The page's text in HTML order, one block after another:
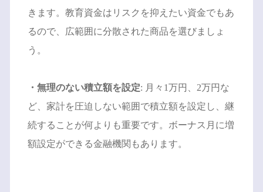
きます。教育資金はリスクを抑えたい資金でもあ
るので、広範囲に分散された商品を選びましょ
う。
・無理のない積立額を設定: 月々1万円、2万円な
ど、家計を圧迫しない範囲で積立額を設定し、継
続することが何よりも重要です。ボーナス月に増
額設定ができる金融機関もあります。